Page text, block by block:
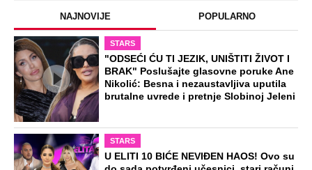
NAJNOVIJE POPULARNO
STARS
"ODSEĆI ĆU TI JEZIK, UNIŠTITI ŽIVOT I
BRAK" Poslušajte glasovne poruke Ane
Nikolić: Besna i nezaustavljiva uputila
brutalne uvrede i pretnje Slobinoj Jeleni
STARS
U ELITI 10 BIĆE NEVIĐEN HAOS! Ovo su